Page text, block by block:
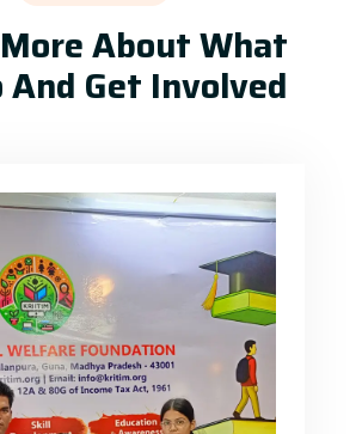
About What
And Get Involved